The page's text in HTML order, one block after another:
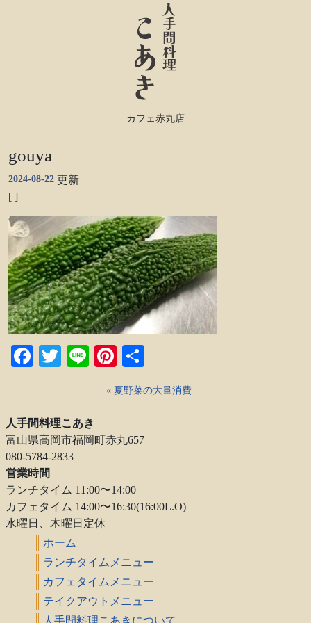
カフェ赤丸店
gouya
2024-08-22 更新
[ ]
Facebook
TwitterLinePinterest
有
« 夏野菜の大量消費
人手間料理こあき
富山県高岡市福岡町赤丸657
080-5784-2833
営業時間
ランチタイム 11:00〜14:00
カフェタイム 14:00〜16:30(16:00L.O)
水曜日、木曜日定休
ホーム
ランチタイムメニュー
カフェタイムメニュー
テイクアウトメニュー